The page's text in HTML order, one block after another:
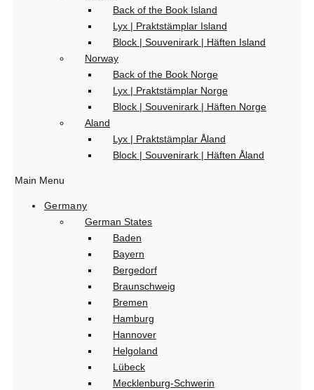
Back of the Book Island
Lyx | Praktstämplar Island
Block | Souvenirark | Häften Island
Norway
Back of the Book Norge
Lyx | Praktstämplar Norge
Block | Souvenirark | Häften Norge
Aland
Lyx | Praktstämplar Åland
Block | Souvenirark | Häften Åland
Main Menu
Germany
German States
Baden
Bayern
Bergedorf
Braunschweig
Bremen
Hamburg
Hannover
Helgoland
Lübeck
Mecklenburg-Schwerin